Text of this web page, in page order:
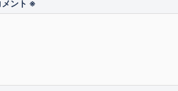
メント ※